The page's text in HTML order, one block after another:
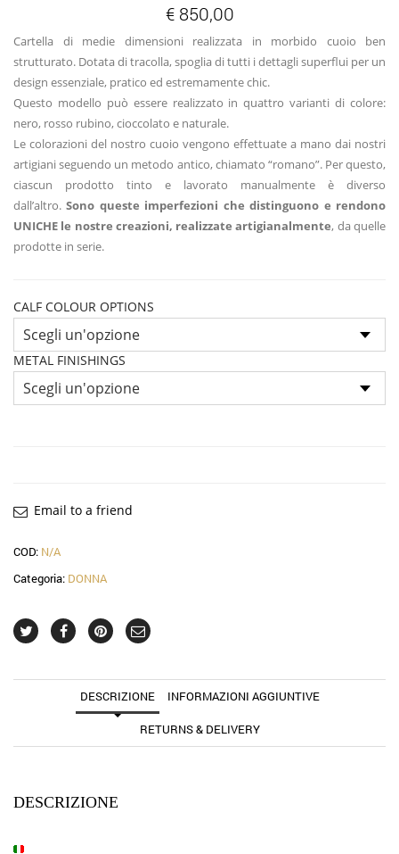
€850,00
Cartella di medie dimensioni realizzata in morbido cuoio ben
strutturato. Dotata di tracolla, spoglia di tutti i dettagli superflui per un
design essenziale, pratico ed estremamente chic.
Questo modello può essere realizzato in quattro varianti di colore:
nero, rosso rubino, cioccolato e naturale.
Le colorazioni del nostro cuoio vengono effettuate a mano dai nostri
artigiani seguendo un metodo antico, chiamato “romano”. Per questo,
ciascun prodotto tinto e lavorato manualmente è diverso
dall’altro.Sono queste imperfezioni che distinguono e rendono
UNICHE le nostre creazioni, realizzate artigianalmente, da quelle
prodotte in serie.
CALF COLOUR OPTIONS
METAL FINISHINGS
Email to a friend
COD: N/A
Categoria: DONNA
DESCRIZIONE INFORMAZIONI AGGIUNTIVE
RETURNS & DELIVERY
DESCRIZIONE